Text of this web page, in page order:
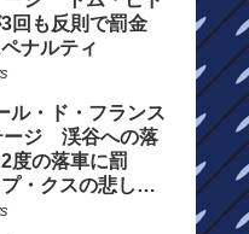
回も反則で罰金
ナルティ
ル・ド・フランス
ージ 渓谷への落
度の落車に罰
・クスの悲しい